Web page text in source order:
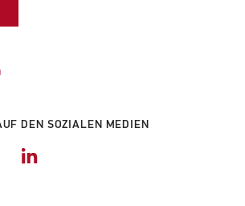
DEN SOZIALEN MEDIEN